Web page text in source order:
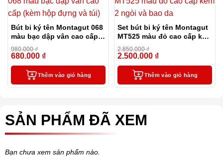
Bút bi ký tên Montagut 068
màu bạc dập vân cao cấp
(kèm hộp đựng và túi)
980.000₫
680.000 ₫
Thêm vào giỏ hàng
Set bút bi ký tên Montagut
MT525 màu đỏ cao cấp kèm
2 ngòi và bao da
2.850.000₫
2.500.000 ₫
Thêm vào giỏ hàng
SẢN PHẨM ĐÃ XEM
Bạn chưa xem sản phẩm nào.